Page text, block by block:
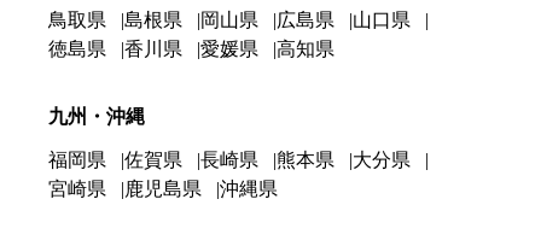
鳥取県 島根県 岡山県 広島県
山口県
徳島県
香川県 愛媛県 高知県
九州・沖縄
福岡県 佐賀県 長崎県 熊本県
大分県
宮崎県
鹿児島県 沖縄県